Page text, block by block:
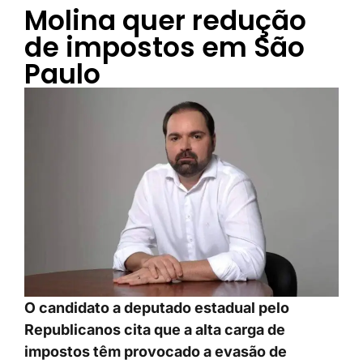
Molina quer redução
de impostos em São
Paulo
O candidato a deputado estadual pelo
Republicanos cita que a alta carga de
impostos têm provocado a evasão de